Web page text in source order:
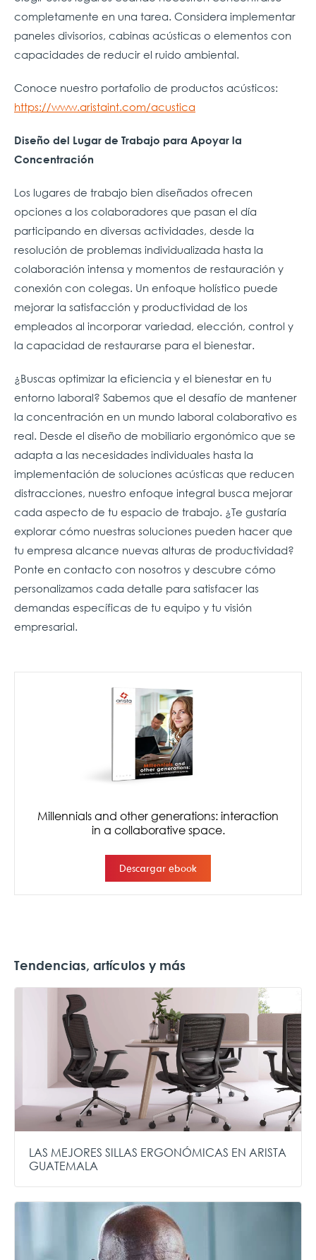
completamente en una tarea. Considera implementar
paneles divisorios, cabinas acústicas o elementos con
capacidades de reducir el ruido ambiental.
Conoce nuestro portafolio de productos acústicos:
https://www.aristaint.com/acustica
Diseño del Lugar de Trabajo para Apoyar la
Concentración
Los lugares de trabajo bien diseñados ofrecen
opciones a los colaboradores que pasan el día
participando en diversas actividades, desde la
resolución de problemas individualizada hasta la
colaboración intensa y momentos de restauración y
conexión con colegas. Un enfoque holístico puede
mejorar la satisfacción y productividad de los
empleados al incorporar variedad, elección, control y
la capacidad de restaurarse para el bienestar.
¿Buscas optimizar la eficiencia y el bienestar en tu
entorno laboral? Sabemos que el desafío de mantener
la concentración en un mundo laboral colaborativo es
real. Desde el diseño de mobiliario ergonómico que se
adapta a las necesidades individuales hasta la
implementación de soluciones acústicas que reducen
distracciones, nuestro enfoque integral busca mejorar
cada aspecto de tu espacio de trabajo. ¿Te gustaría
explorar cómo nuestras soluciones pueden hacer que
tu empresa alcance nuevas alturas de productividad?
Ponte en contacto con nosotros y descubre cómo
personalizamos cada detalle para satisfacer las
demandas específicas de tu equipo y tu visión
empresarial.
Tendencias, artículos y más
LAS MEJORES SILLAS ERGONÓMICAS EN ARISTA
GUATEMALA